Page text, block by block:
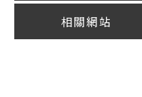
相關網站